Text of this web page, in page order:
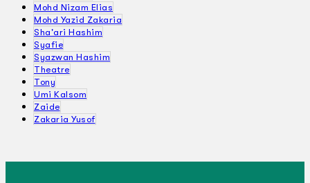
Mohd Nizam Elias
Mohd Yazid Zakaria
Sha'ari Hashim
Syafie
Syazwan Hashim
Theatre
Tony
Umi Kalsom
Zaide
Zakaria Yusof